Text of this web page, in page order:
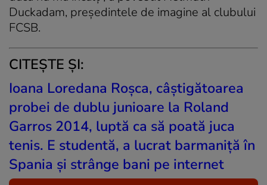
Duckadam, preşedintele de imagine al clubului
FCSB.
CITEȘTE ȘI:
Ioana Loredana Roșca, câștigătoarea
probei de dublu junioare la Roland
Garros 2014, luptă ca să poată juca
tenis. E studentă, a lucrat barmaniță în
Spania și strânge bani pe internet